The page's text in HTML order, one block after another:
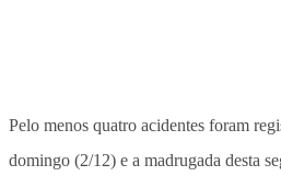
Pelo menos quatro acidentes foram
domingo (2/12) e a madrugada desta